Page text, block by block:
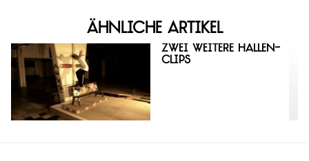
Ähnliche Artikel
Zwei weitere Hallen-
Clips